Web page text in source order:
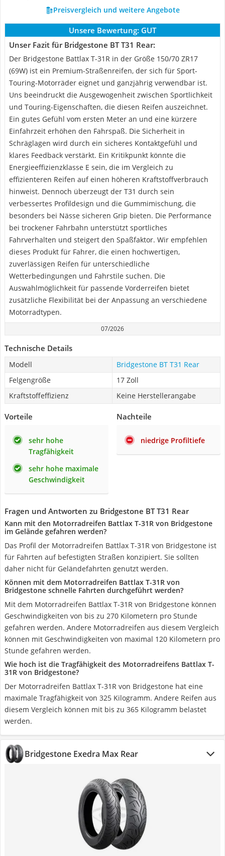
Preisvergleich und weitere Angebote
Unsere Bewertung: GUT
Unser Fazit für Bridgestone BT T31 Rear:
Der Bridgestone Battlax T-31R in der Größe 150/70 ZR17
(69W) ist ein Premium-Straßenreifen, der sich für Sport-
Touring-Motorräder eignet und ganzjährig verwendbar ist.
Uns beeindruckt die Ausgewogenheit zwischen Sportlichkeit
und Touring-Eigenschaften, die diesen Reifen auszeichnet.
Ein gutes Gefühl vom ersten Meter an und eine kürzere
Einfahrzeit erhöhen den Fahrspaß. Die Sicherheit in
Schräglagen wird durch ein sicheres Kontaktgefühl und
klares Feedback verstärkt. Ein Kritikpunkt könnte die
Energieeffizienzklasse E sein, die im Vergleich zu
effizienteren Reifen auf einen höheren Kraftstoffverbrauch
hinweist. Dennoch überzeugt der T31 durch sein
verbessertes Profildesign und die Gummimischung, die
besonders bei Nässe sicheren Grip bieten. Die Performance
bei trockener Fahrbahn unterstützt sportliches
Fahrverhalten und steigert den Spaßfaktor. Wir empfehlen
dieses Produkt für Fahrer, die einen hochwertigen,
zuverlässigen Reifen für unterschiedliche
Wetterbedingungen und Fahrstile suchen. Die
Auswahlmöglichkeit für passende Vorderreifen bietet
zusätzliche Flexibilität bei der Anpassung an verschiedene
Motorradtypen.
07/2026
Technische Details
Modell
Bridgestone BT T31 Rear
Felgengröße
17 Zoll
Kraftstoffeffizienz
Keine Herstellerangabe
Vorteile
sehr hohe
Tragfähigkeit
sehr hohe maximale
Geschwindigkeit
Nachteile
niedrige Profiltiefe
Fragen und Antworten zu Bridgestone BT T31 Rear
Kann mit den Motorradreifen Battlax T-31R von Bridgestone
im Gelände gefahren werden?
Das Profil der Motorradreifen Battlax T-31R von Bridgestone ist
für Fahrten auf befestigten Straßen konzipiert. Sie sollten
daher nicht für Geländefahrten genutzt werden.
Können mit dem Motorradreifen Battlax T-31R von
Bridgestone schnelle Fahrten durchgeführt werden?
Mit dem Motorradreifen Battlax T-31R von Bridgestone können
Geschwindigkeiten von bis zu 270 Kilometern pro Stunde
gefahren werden. Andere Motorradreifen aus diesem Vergleich
können mit Geschwindigkeiten von maximal 120 Kilometern pro
Stunde gefahren werden.
Wie hoch ist die Tragfähigkeit des Motorradreifens Battlax T-
31R von Bridgestone?
Der Motorradreifen Battlax T-31R von Bridgestone hat eine
maximale Tragfähigkeit von 325 Kilogramm. Andere Reifen aus
diesem Vergleich können mit bis zu 365 Kilogramm belastet
werden.
Bridgestone Exedra Max Rear